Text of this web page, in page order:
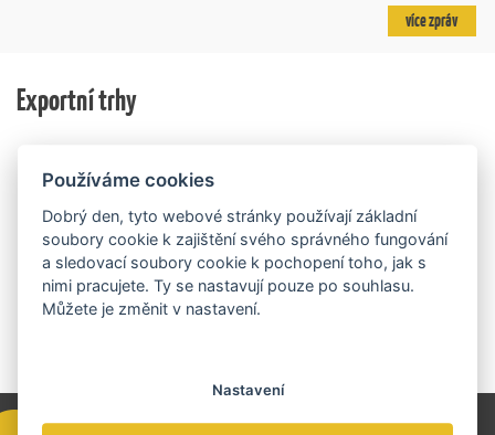
podnikových procesů a do vývoje nových produktů na
na přípravě rozpočtu na rok 2027.
Projekt dlouhodobě vyzdvihuje, podporuje a oceňuje
podniky, které úspěšně prosazují své produkty a
ekonomické výsledky, ale také silný podnikatelský
příběh.
více zpráv
Exportní trhy
Používáme cookies
Dobrý den, tyto webové stránky používají základní
soubory cookie k zajištění svého správného fungování
a sledovací soubory cookie k pochopení toho, jak s
nimi pracujete. Ty se nastavují pouze po souhlasu.
Můžete je změnit v nastavení.
Nastavení